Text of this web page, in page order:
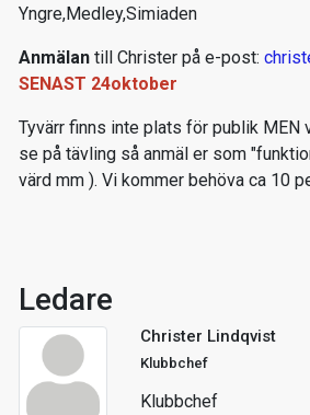
Yngre,Medley,Simiaden
Anmälan till Christer på e-post:
SENAST 24oktober
Tyvärr finns inte plats för publik MEN
se på tävling så anmäl er som
värd mm ). Vi kommer behöva ca 10
Ledare
Christer Lindqvist
Klubbchef
Klubbchef